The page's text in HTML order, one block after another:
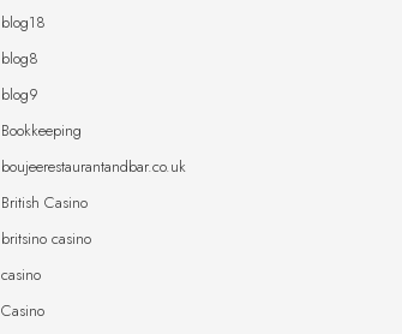
blog18
blog8
blog9
Bookkeeping
boujeerestaurantandbar.co.uk
British Casino
britsino casino
casino
Casino